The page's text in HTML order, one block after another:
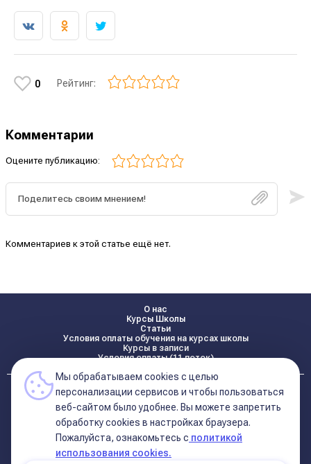
0 Рейтинг:
Комментарии
Оцените публикацию:
Комментариев к этой статье ещё нет.
О нас
Курсы Школы
Статьи
Условия оплаты обучения на курсах школы
Курсы в записи
Условия оплаты (11 поток)
Реквизиты
Контакты
Политика конфиденциальности
Договор оферта (соглашение)
+7 495 681 02 96
Мы обрабатываем cookies с целью
персонализации сервисов и чтобы пользоваться
веб-сайтом было удобнее. Вы можете запретить
обработку сookies в настройках браузера.
Пожалуйста, ознакомьтесь с политикой
использования cookies.